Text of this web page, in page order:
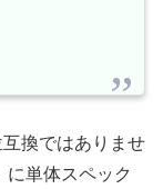
換ではありませ
に単体スペック